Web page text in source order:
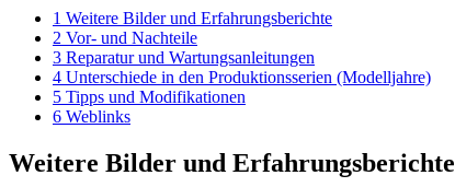
1 Weitere Bilder und Erfahrungsberichte
2 Vor- und Nachteile
3 Reparatur und Wartungsanleitungen
4 Unterschiede in den Produktionsserien (Modelljahre)
5 Tipps und Modifikationen
6 Weblinks
Weitere Bilder und Erfahrungsberichte